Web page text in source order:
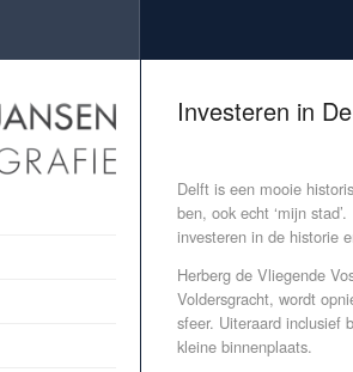
Investeren in
Delft is een mooie
ben, ook echt ‘mijn
investeren in de historie
Herberg de Vliegende
Voldersgracht, wordt
sfeer. Uiteraard inclusief
kleine binnenplaats.